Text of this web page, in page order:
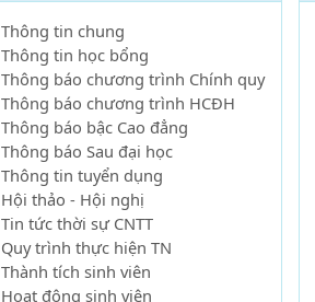
Thông tin chung
Thông tin học bổng
Thông báo chương trình Chính quy
Thông báo chương trình HCĐH
Thông báo bậc Cao đẳng
Thông báo Sau đại học
Thông tin tuyển dụng
Hội thảo - Hội nghị
Tin tức thời sự CNTT
Quy trình thực hiện TN
Thành tích sinh viên
Hoạt động sinh viên